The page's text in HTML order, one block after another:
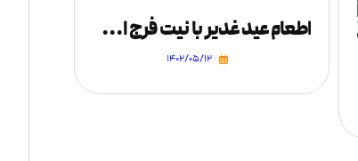
اطعام عید غدیر با نیت فرج امام زمان (عج)
۱۴۰۲/۰۵/۱۲